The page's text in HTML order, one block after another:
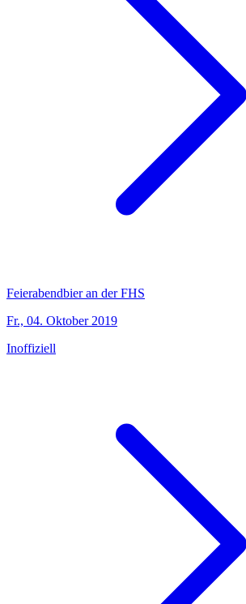
Feierabendbier an der FHS
Fr., 04. Oktober 2019
Inoffiziell